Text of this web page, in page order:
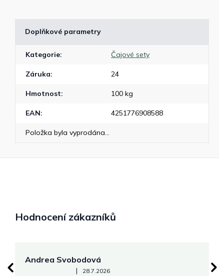
Doplňkové parametry
Kategorie: Čajové sety
Záruka: 24
Hmotnost: 100 kg
EAN: 4251776908588
Položka byla vyprodána…
Hodnocení zákazníků
Andrea Svobodová
Hodnocení obchodu je 5 z 5 hvězdiček.
| 28.7.2026